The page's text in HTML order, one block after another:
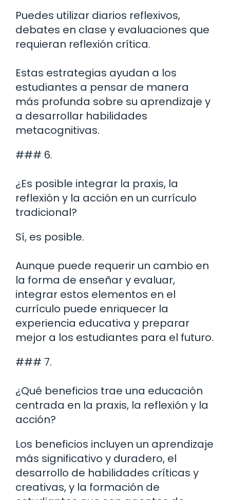
Puedes utilizar diarios reflexivos,
debates en clase y evaluaciones que
requieran reflexión crítica.
Estas estrategias ayudan a los
estudiantes a pensar de manera
más profunda sobre su aprendizaje y
a desarrollar habilidades
metacognitivas.
### 6.
¿Es posible integrar la praxis, la
reflexión y la acción en un currículo
tradicional?
Sí, es posible.
Aunque puede requerir un cambio en
la forma de enseñar y evaluar,
integrar estos elementos en el
currículo puede enriquecer la
experiencia educativa y preparar
mejor a los estudiantes para el futuro.
### 7.
¿Qué beneficios trae una educación
centrada en la praxis, la reflexión y la
acción?
Los beneficios incluyen un aprendizaje
más significativo y duradero, el
desarrollo de habilidades críticas y
creativas, y la formación de